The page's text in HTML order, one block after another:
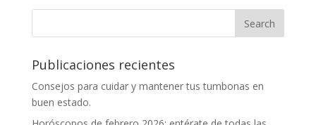
Publicaciones recientes
Consejos para cuidar y mantener tus tumbonas en
buen estado.